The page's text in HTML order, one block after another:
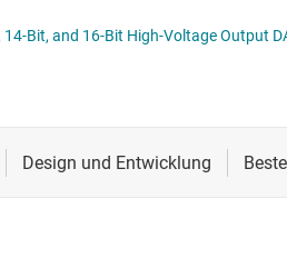
Verstärker
Bit, and 16-Bit High-Voltage Output